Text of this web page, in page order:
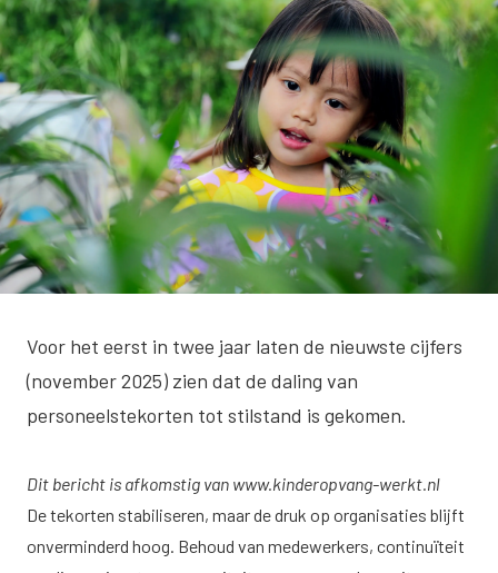
Voor het eerst in twee jaar laten de nieuwste cijfers
(november 2025) zien dat de daling van
personeelstekorten tot stilstand is gekomen.
Dit bericht is afkomstig van www.kinderopvang-werkt.nl
De tekorten stabiliseren, maar de druk op organisaties blijft
onverminderd hoog. Behoud van medewerkers, continuïteit